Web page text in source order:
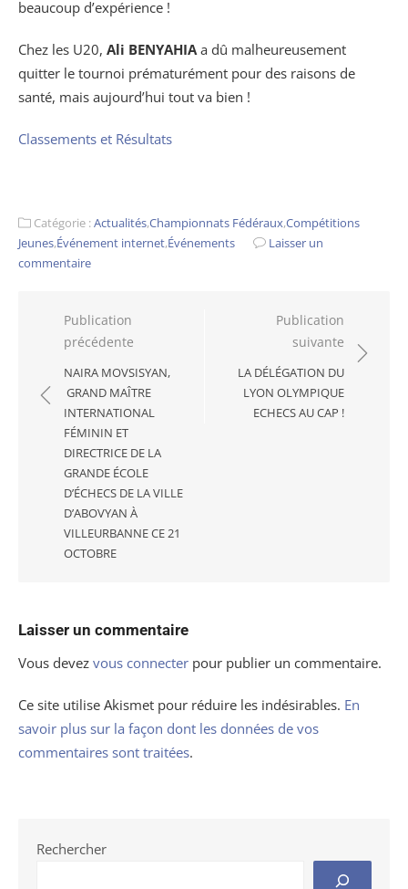
beaucoup d’expérience !
Chez les U20, Ali BENYAHIAa dû malheureusement
quitter le tournoi prématurément pour des raisons de
santé, mais aujourd’hui tout va bien !
Classements et Résultats
Catégorie :Actualités,Championnats Fédéraux,Compétitions
Jeunes,Événement internet,Événements
Laisser un
commentaire
Navigation
l’article
Publication
précédente
NAIRA MOVSISYAN,
GRAND MAÎTRE
INTERNATIONAL
FÉMININ ET
DIRECTRICE DE LA
GRANDE ÉCOLE
D’ÉCHECS DE LA VILLE
D’ABOVYAN À
VILLEURBANNE CE 21
OCTOBRE
Publication
suivante
LA DÉLÉGATION DU
LYON OLYMPIQUE
ECHECS AU CAP !
Laisser un commentaire
Vous devez vous connecter pour publier un commentaire.
Ce site utilise Akismet pour réduire les indésirables. En
savoir plus sur la façon dont les données de vos
commentaires sont traitées.
Rechercher